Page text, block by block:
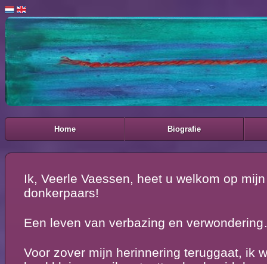
Home Biografie
Ik, Veerle Vaessen, heet u welkom op
donkerpaars!
Een leven van verbazing en
Voor zover mijn herinnering teruggaat, ik